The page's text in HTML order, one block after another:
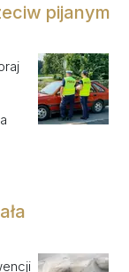
pijanym